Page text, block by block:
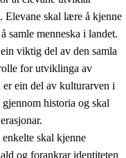
Elevane skal lære å kjenne
samle menneska i landet.
viktig del av den samla
for utviklinga av
ein del av kulturarven i
historia og skal
skal kjenne
og forankrar identiteten